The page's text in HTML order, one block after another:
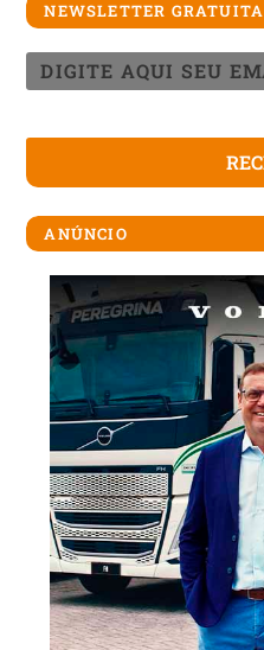
NEWSLETTER GRATUITA
ANÚNCIO